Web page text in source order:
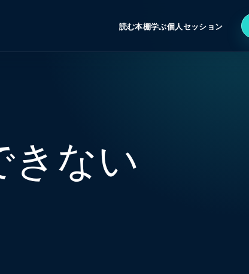
読む本棚学ぶ個人セッション
きない